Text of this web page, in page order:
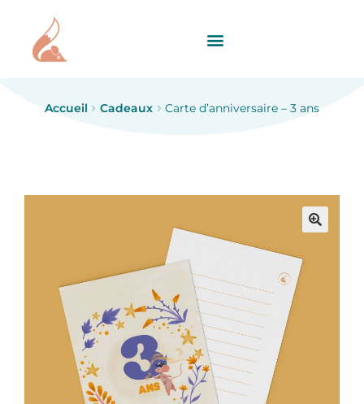
Accueil Cadeaux Carte d’anniversaire – 3 ans